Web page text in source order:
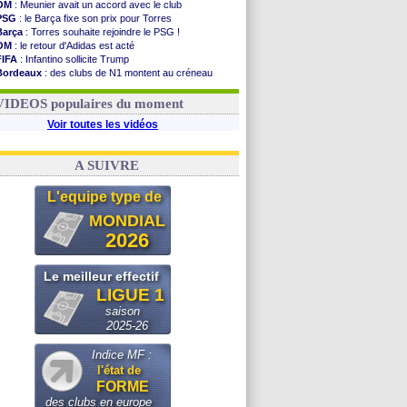
: Meunier avait un accord avec le club
: le Barça fixe son prix pour Torres
: Torres souhaite rejoindre le PSG !
: le retour d'Adidas est acté
: Infantino sollicite Trump
: des clubs de N1 montent au créneau
: le démenti de Leipzig pour Diomandé
populaires du moment
Voir toutes les vidéos
A SUIVRE
L'equipe type de
MONDIAL
2026
Le meilleur effectif
LIGUE 1
saison
2025-26
Indice MF :
l'état de
FORME
des clubs en europe